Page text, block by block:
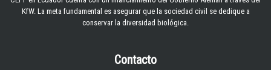
KfW. La meta fundamental es asegurar que la sociedad civil se dedique a
conservar la diversidad biológica.
Contacto